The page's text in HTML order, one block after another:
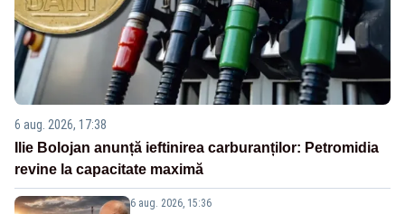
6 aug. 2026, 17:38
Ilie Bolojan anunță ieftinirea carburanților: Petromidia
revine la capacitate maximă
6 aug. 2026, 15:36